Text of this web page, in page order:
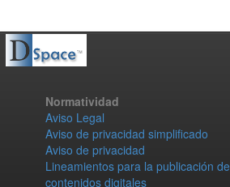
Normatividad
Aviso Legal
Aviso de privacidad simplificado
Aviso de privacidad
Lineamientos para la publicación de
contenidos digitales